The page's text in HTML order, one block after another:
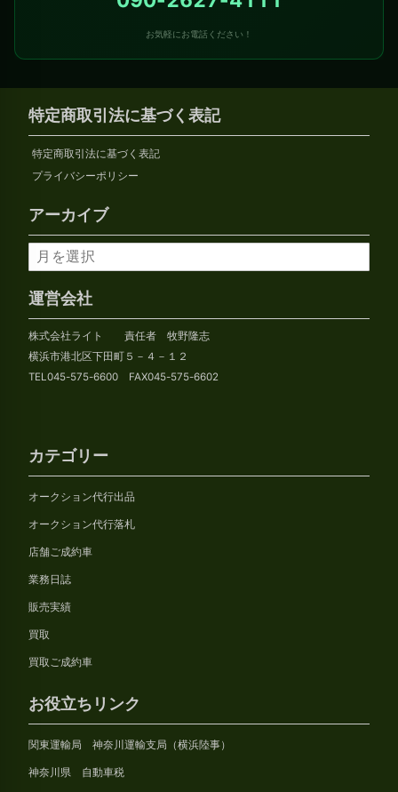
お気軽にお電話ください！
特定商取引法に基づく表記
特定商取引法に基づく表記
プライバシーポリシー
アーカイブ
ア
ー
カ
イ
ブ
運営会社
株式会社ライト 責任者 牧野隆志
横浜市港北区下田町５－４－１２
TEL045-575-6600 FAX045-575-6602
カテゴリー
オークション代行出品
オークション代行落札
店舗ご成約車
業務日誌
販売実績
買取
買取ご成約車
お役立ちリンク
関東運輸局 神奈川運輸支局（横浜陸事）
神奈川県 自動車税